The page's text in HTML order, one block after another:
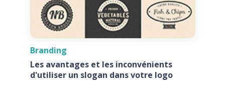
Branding
Les avantages et les inconvénients
d'utiliser un slogan dans votre logo